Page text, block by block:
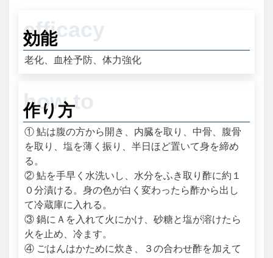
効能
老化、血栓予防、体力強化
作り方
① 鮎は腹の方から開き、内臓を取り、中骨、腹骨
を取り、塩を薄く振り、半日ほど置いて身を締め
る。
② 鮎を手早く水洗いし、水分をふき取り酢に約１
０分漬ける。身の色が白く変わったら酢から出し
て冷蔵庫に入れる。
③ 鍋にＡを入れて火にかけ、砂糖と塩が溶けたら
火を止め、冷ます。
④ ごはんはかために炊き、３の合わせ酢を加えて